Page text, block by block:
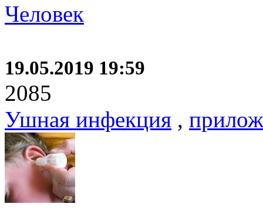
Человек
19.05.2019 19:59
2085
Ушная инфекция ,